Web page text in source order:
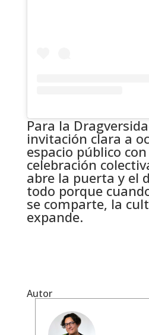
Para la
invitación clara a
espacio público
celebración
abre la puerta y el
todo porque
se comparte, la
expande.
Autor